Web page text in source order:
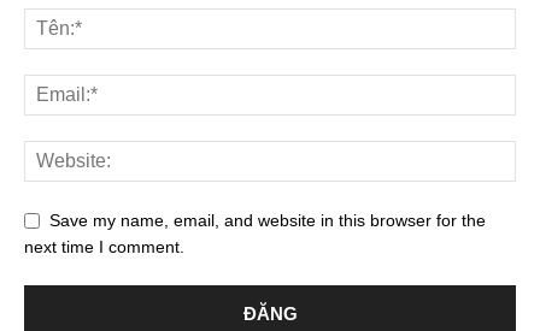
Save my name, email, and website in this browser for the
next time I comment.